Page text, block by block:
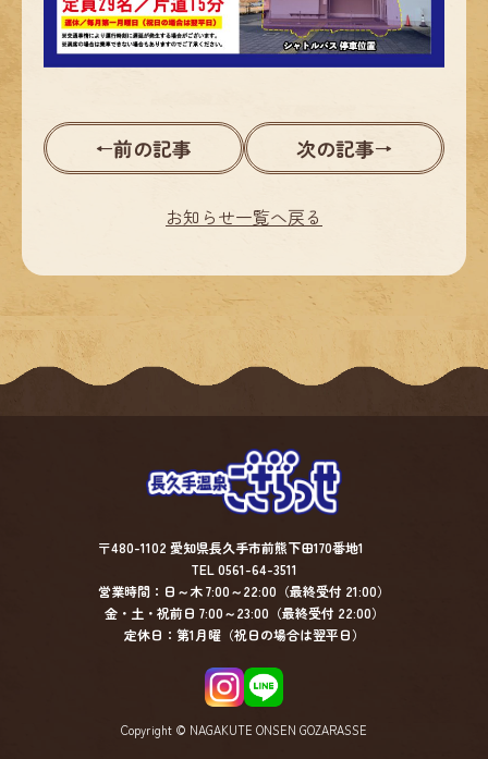
←前の記事 次の記事→
お知らせ一覧へ戻る
〒480-1102 愛知県長久手市前熊下田170番地1
TEL 0561-64-3511
営業時間：日～木 7:00～22:00（最終受付 21:00）
金・土・祝前日 7:00～23:00（最終受付 22:00）
定休日：第1月曜（祝日の場合は翌平日）
Copyright © NAGAKUTE ONSEN GOZARASSE